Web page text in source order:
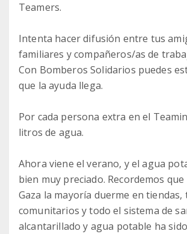
Teamers.
Intenta hacer difusión entre tus
familiares y compañeros/as de
Con Bomberos Solidarios puedes
que la ayuda llega.
Por cada persona extra en el
litros de agua.
Ahora viene el verano, y el agua
bien muy preciado. Recordemos
Gaza la mayoría duerme en tiendas,
comunitarios y todo el sistema de
alcantarillado y agua potable ha